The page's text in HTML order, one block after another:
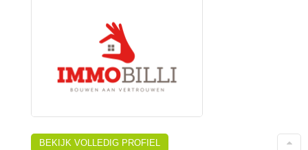
BEKIJK VOLLEDIG PROFIEL